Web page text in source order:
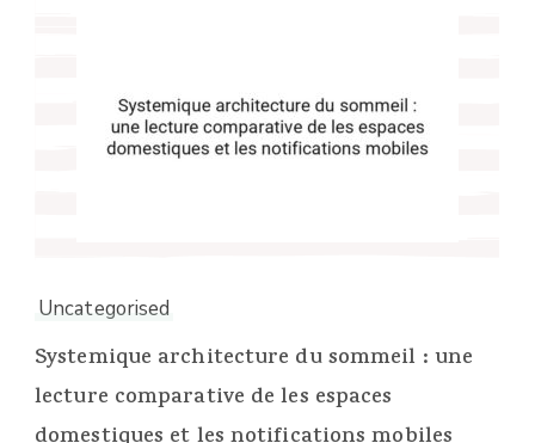
Uncategorised
Systemique architecture du sommeil : une
lecture comparative de les espaces